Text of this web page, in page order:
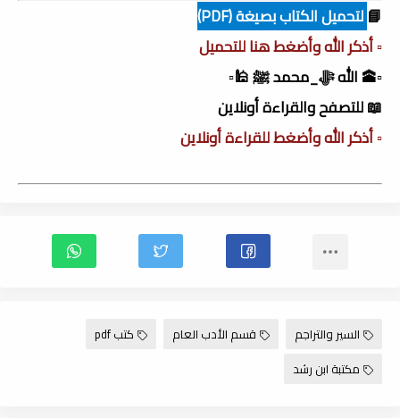
📘لتحميل الكتاب بصيغة (PDF)
▫️ أذكر الله وأضغط هنا للتحميل
▫️🕋 الله ﷻ_محمد ﷺ 🕌▫️
📖 للتصفح والقراءة أونلاين
▫️ أذكر الله وأضغط للقراءة أونلاين
السير والتراجم قسم الأدب العام
كتب pdf
مكتبة ابن رشد